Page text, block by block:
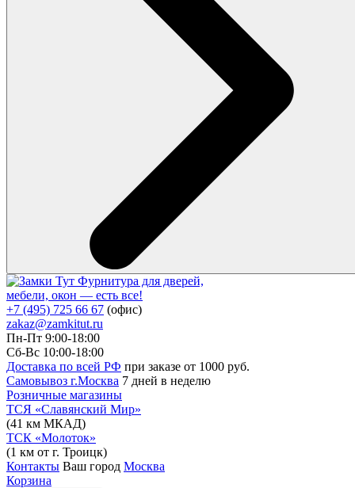
Фурнитура для дверей,
мебели, окон — есть все!
+7 (495) 725 66 67 (офис)
zakaz@zamkitut.ru
Пн-Пт 9:00-18:00
Сб-Вс 10:00-18:00
Доставка по всей РФ при заказе от 1000 руб.
Самовывоз г.Москва 7 дней в неделю
Розничные магазины
ТСЯ «Славянский Мир»
(41 км МКАД)
ТСК «Молоток»
(1 км от г. Троицк)
Контакты Ваш город Москва
Корзина